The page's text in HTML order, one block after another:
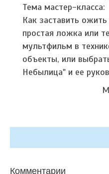
Тема мастер-класса:
Как заставить
простая ложка или
мультфильм в
объекты, или
Небылица" и ее
Комментарии